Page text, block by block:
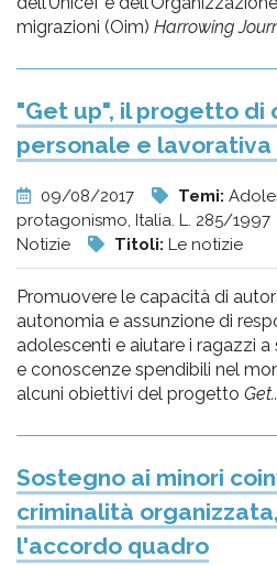
migrazioni (Oim) Harrowing
"Get up", il progetto di
personale e lavorativa
09/08/2017 Temi:
protagonismo, Italia. L. 285/1997
Notizie
Titoli: Le notizie
Promuovere le capacità di
autonomia e assunzione di
adolescenti e aiutare i ragazzi
e conoscenze spendibili nel
alcuni obiettivi del progetto
Sostegno ai minori
criminalità
l'accordo quadro